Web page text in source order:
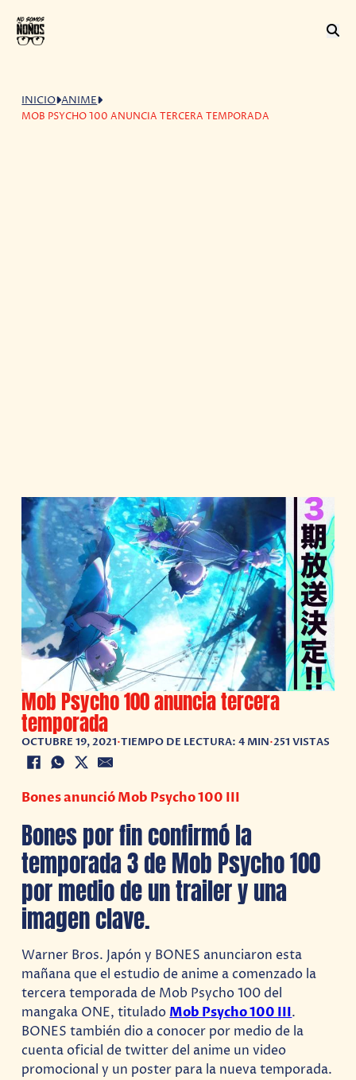
INICIO ANIME
MOB PSYCHO 100 ANUNCIA TERCERA TEMPORADA
Mob Psycho 100 anuncia tercera
temporada
OCTUBRE 19, 2021•TIEMPO DE LECTURA: 4 MIN•251 VISTAS
Bones anunció Mob Psycho 100 III
Bones por fin confirmó la
temporada 3 de Mob Psycho 100
por medio de un trailer y una
imagen clave.
Warner Bros. Japón y BONES anunciaron esta
mañana que el estudio de anime a comenzado la
tercera temporada de Mob Psycho 100 del
mangaka ONE, titulado Mob Psycho 100 III.
BONES también dio a conocer por medio de la
cuenta oficial de twitter del anime un video
promocional y un poster para la nueva temporada.